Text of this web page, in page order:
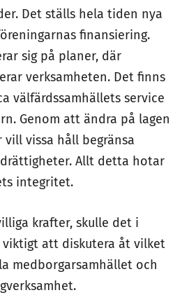
Det ställs hela tiden nya
finansiering.
sig på planer, där
verksamheten. Det finns
välfärdssamhällets service
Genom att ändra på lagen
vissa håll begränsa
Allt detta hotar
integritet.
krafter, skulle det i
viktigt att diskutera åt vilket
medborgarsamhället och